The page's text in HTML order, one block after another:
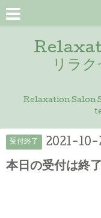
リラ
Relaxation Salon
受付終了 2021-10-
本日の受付は終